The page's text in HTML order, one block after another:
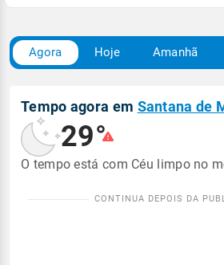
e sul do RJ
Agora Hoje Amanhã
Tempo agora em Santana de
29°
O tempo está com Céu limpo no